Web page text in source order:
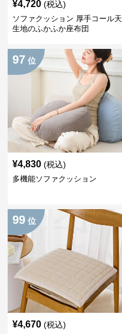
¥4,720 (税込)
ソファクッション 厚手コール天
生地のふかふか座布団
97 位
¥4,830 (税込)
多機能ソファクッション
99 位
¥4,670 (税込)